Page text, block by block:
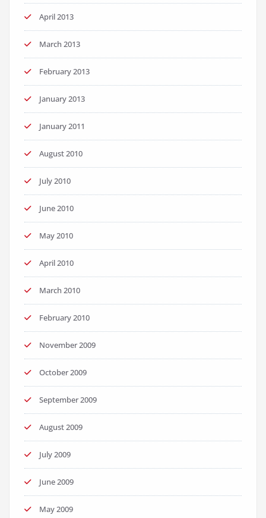
April 2013
March 2013
February 2013
January 2013
January 2011
August 2010
July 2010
June 2010
May 2010
April 2010
March 2010
February 2010
November 2009
October 2009
September 2009
August 2009
July 2009
June 2009
May 2009